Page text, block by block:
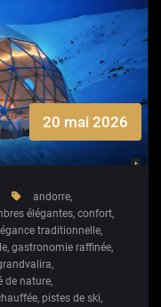
20 mai 2026
andorre,
élégantes, confort,
traditionnelle,
, gastronomie raffinée,
,
de nature,
, pistes de ski,